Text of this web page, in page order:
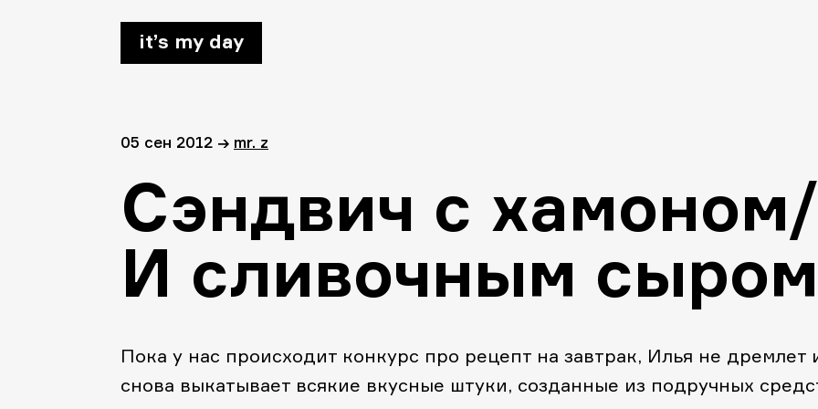
it’s my day
05 сен 2012 → mr. z
Сэндвич с хамоном/
И сливочным
Пока у нас происходит конкурс про рецепт на завтрак, Илья не дремлет
снова выкатывает всякие вкусные штуки, созданные из подручных